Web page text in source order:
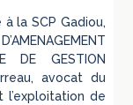
la SCP Gadiou,
DE GESTION
avocat du
l’exploitation de